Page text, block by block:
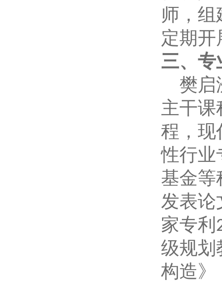
师，
定期
三、专
樊启
主干课
程，现
性行业
基金等
发表论
家专利
级规划
构造》